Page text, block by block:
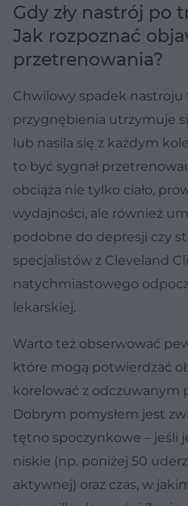
Gdy zły nastrój po
Jak rozpoznać
przetrenowania?
Chwilowy spadek nastroju
przygnębienia utrzymuje
lub nasila się z każdym
to być sygnał
obciąża nie tylko ciało,
wydajności, ale również
podobne do depresji czy
specjalistów z Cleveland
natychmiastowego
lekarskiej.
Warto też obserwować
które mogą potwierdzać
korelować z odczuwanym
Dobrym pomysłem jest
tętno spoczynkowe – jeśli
niskie (np. poniżej 50
aktywnej) oraz czas, w